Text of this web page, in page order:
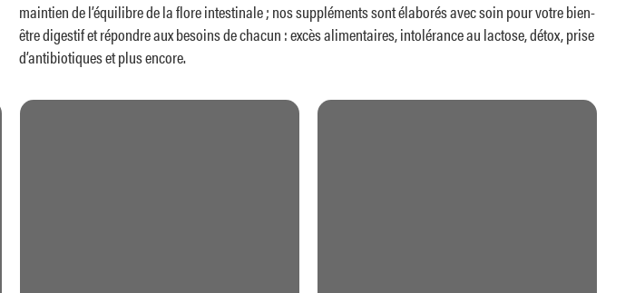
d’antibiotiques et plus encore.